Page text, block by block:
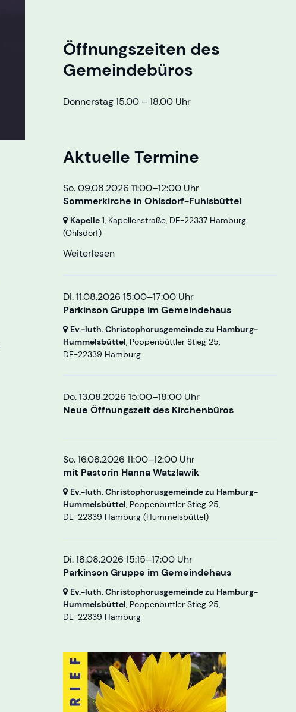
Öffnungszeiten des
Gemeindebüros
Donnerstag 15.00 – 18.00 Uhr
Aktuelle Termine
So. 09.08.2026 11:00–12:00 Uhr
Sommerkirche in Ohlsdorf-Fuhlsbüttel
Kapelle 1, Kapellenstraße, DE-22337 Hamburg
(Ohlsdorf)
Weiterlesen
Di. 11.08.2026 15:00–17:00 Uhr
Parkinson Gruppe im Gemeindehaus
Ev.-luth. Christophorusgemeinde zu Hamburg-
Hummelsbüttel, Poppenbüttler Stieg 25,
DE-22339 Hamburg
Do. 13.08.2026 15:00–18:00 Uhr
Neue Öffnungszeit des Kirchenbüros
So. 16.08.2026 11:00–12:00 Uhr
mit Pastorin Hanna Watzlawik
Ev.-luth. Christophorusgemeinde zu Hamburg-
Hummelsbüttel, Poppenbüttler Stieg 25,
DE-22339 Hamburg (Hummelsbüttel)
Di. 18.08.2026 15:15–17:00 Uhr
Parkinson Gruppe im Gemeindehaus
Ev.-luth. Christophorusgemeinde zu Hamburg-
Hummelsbüttel, Poppenbüttler Stieg 25,
DE-22339 Hamburg